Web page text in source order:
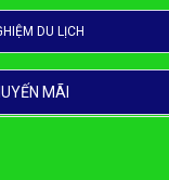
DU LỊCH
MÃI